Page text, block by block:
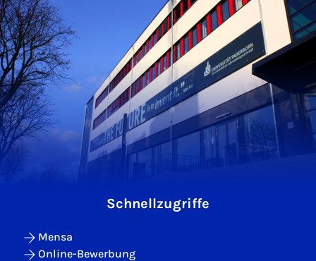
Schnellzugriffe
Mensa
Online-Bewerbung